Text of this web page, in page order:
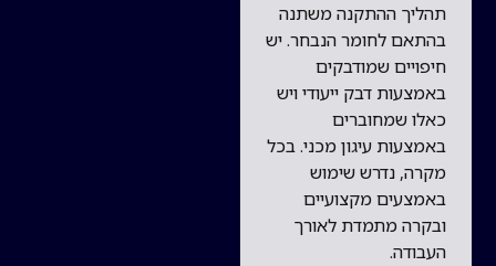
תהליך ההתקנה משתנה
בהתאם לחומר הנבחר. יש
חיפויים שמודבקים
באמצעות דבק ייעודי ויש
כאלו שמחוברים
באמצעות עיגון מכני. בכל
מקרה, נדרש שימוש
באמצעים מקצועיים
ובקרה מתמדת לאורך
העבודה.